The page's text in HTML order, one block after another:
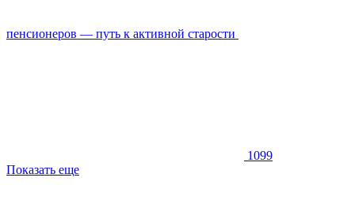
пенсионеров — путь к активной старости
1099
Показать еще